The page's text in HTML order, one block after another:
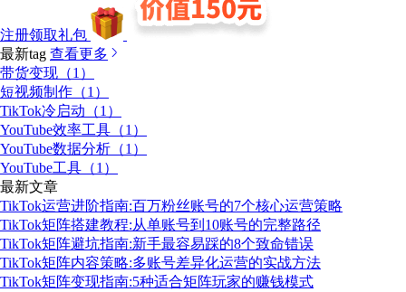
注册领取礼包
最新tag 查看更多
带货变现（1）
短视频制作（1）
TikTok冷启动（1）
YouTube效率工具（1）
YouTube数据分析（1）
YouTube工具（1）
最新文章
TikTok运营进阶指南:百万粉丝账号的7个核心运营策略
TikTok矩阵搭建教程:从单账号到10账号的完整路径
TikTok矩阵避坑指南:新手最容易踩的8个致命错误
TikTok矩阵内容策略:多账号差异化运营的实战方法
TikTok矩阵变现指南:5种适合矩阵玩家的赚钱模式